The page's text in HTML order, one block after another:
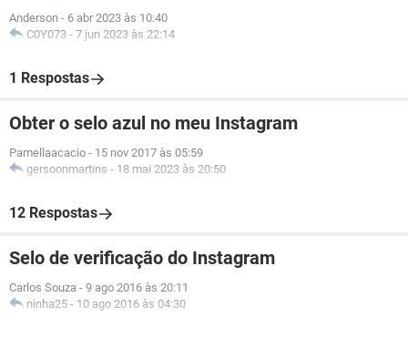
Anderson - 6 abr 2023 às 10:40
C0Y073 - 7 jun 2023 às 22:14
1 Respostas
Obter o selo azul no meu Instagram
Pamellaacacio - 15 nov 2017 às 05:59
gersoonmartins - 18 mai 2023 às 20:50
12 Respostas
Selo de verificação do Instagram
Carlos Souza - 9 ago 2016 às 20:11
ninha25 - 10 ago 2016 às 04:30